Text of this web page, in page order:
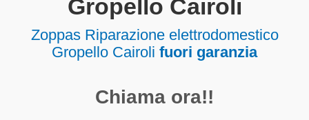
Gropello Cairoli
Zoppas Riparazione elettrodomestico
Gropello Cairoli fuori garanzia
Chiama ora!!